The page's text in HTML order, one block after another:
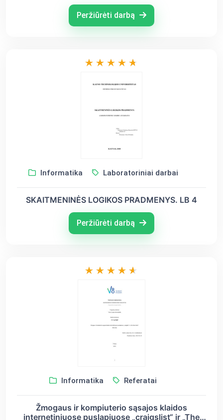
Peržiūrėti darbą
Informatika Laboratoriniai darbai
SKAITMENINĖS LOGIKOS PRADMENYS. LB 4
Peržiūrėti darbą
Informatika Referatai
Žmogaus ir kompiuterio sąsajos klaidos
internetiniuose puslapiuose „craigslist“ ir „The